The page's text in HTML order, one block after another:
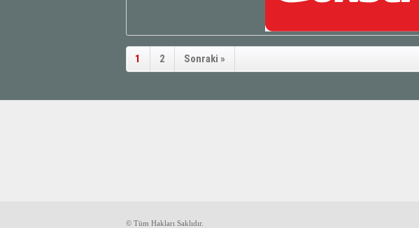
1 2 Sonraki »
© Tüm Hakları Saklıdır.